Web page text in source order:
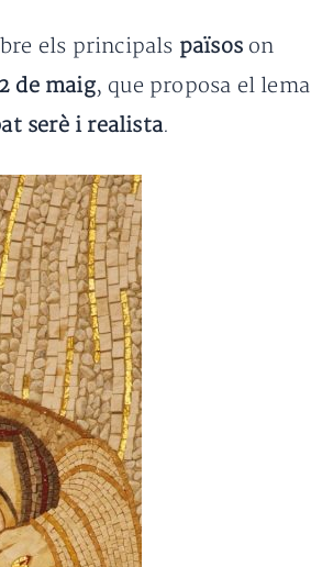
els principals països on
de maig, que proposa el lema
serè i realista.